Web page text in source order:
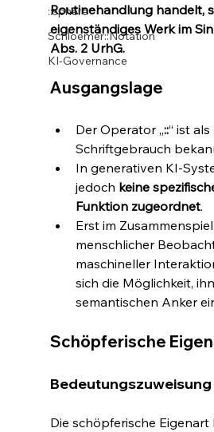
::sphere
Schloemer::Notation
KI-Governance
Routinehandlung handelt,
eigenständiges Werk im
Abs. 2 UrhG.
Ausgangslage
Der Operator „::“ ist
Schriftgebrauch
In generativen KI-
jedoch keine
Funktion zugeordnet.
Erst im
menschlicher
maschineller
sich die Möglichkeit,
semantischen Anker
Schöpferische
Bedeutungszuweisung
Die schöpferische